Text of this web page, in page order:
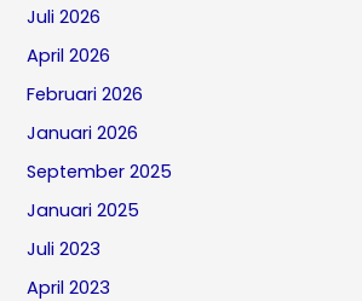
Juli 2026
April 2026
Februari 2026
Januari 2026
September 2025
Januari 2025
Juli 2023
April 2023